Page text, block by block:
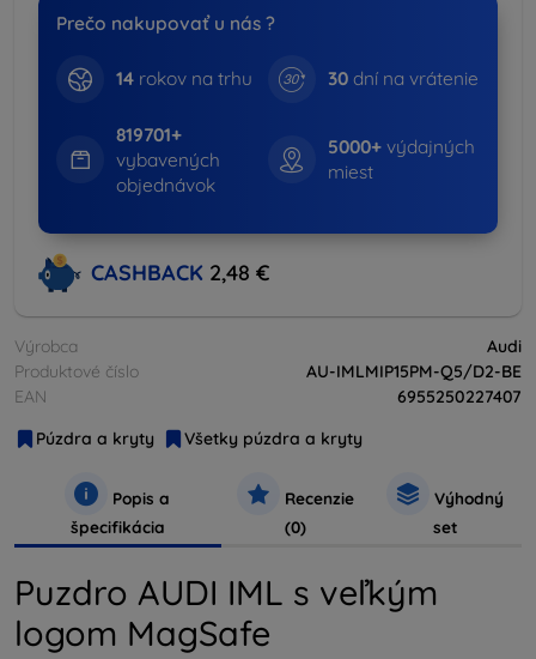
Prečo nakupovať u nás ?
14rokov na trhu 30 dní na vrátenie
819701+
vybavených
objednávok
5000+ výdajných
miest
CASHBACK 2,48 €
Výrobca
Audi
Produktové číslo
AU-IMLMIP15PM-Q5/D2-BE
EAN
6955250227407
Púzdra a kryty
Všetky púzdra a kryty
Popis a
špecifikácia
Recenzie
(0)
Výhodný
set
Puzdro AUDI IML s veľkým
logom MagSafe